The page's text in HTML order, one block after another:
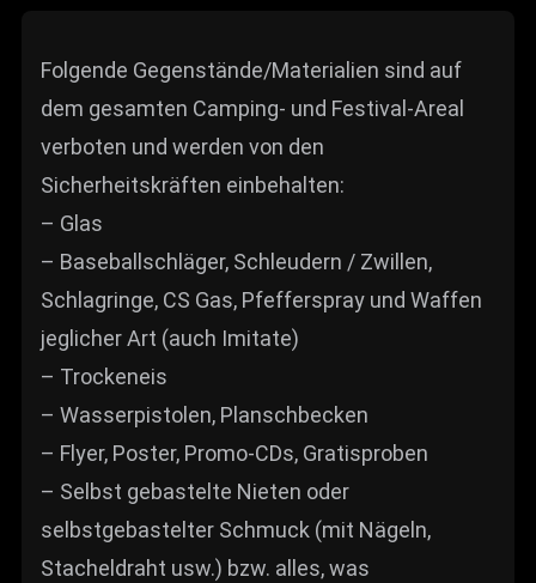
BARRIEREFREIHEIT
ONLINE
Rückblicke
Galerien
Folgende Gegenstände/Materialien sind auf
dem gesamten Camping- und Festival-Areal
verboten und werden von den
Sicherheitskräften einbehalten:
– Glas
– Baseballschläger, Schleudern / Zwillen,
Schlagringe, CS Gas, Pfefferspray und Waffen
jeglicher Art (auch Imitate)
– Trockeneis
– Wasserpistolen, Planschbecken
– Flyer, Poster, Promo-CDs, Gratisproben
– Selbst gebastelte Nieten oder
selbstgebastelter Schmuck (mit Nägeln,
Stacheldraht usw.) bzw. alles, was